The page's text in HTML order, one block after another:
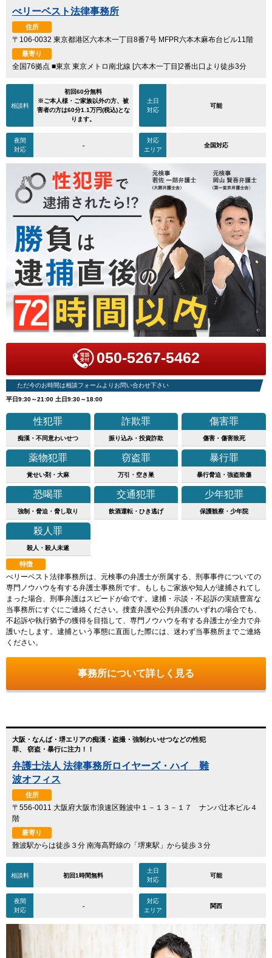
べリーベスト法律事務所
住所
〒106-0032 東京都港区六本木一丁目8番7号 MFPR六本木麻布台ビル11階
最寄り
全国76拠点 ■東京 東京メトロ南北線 [六本木一丁目]2番出口より徒歩3分
相談料
初回60分無料
※ご本人様・ご家族以外の方、被
害者の方は60分1.1万円(税込)とな
ります。
土日
対応
可能
夜間
対応
-
対応
エリア
全国対応
050-5267-5462
ただ今のお時間は相談フォームよりお問い合わせ下さい
平日9:30～21:00 土日9:30～18:00
性犯罪
痴漢・不同意わいせつ
詐欺罪
振り込み・投資詐欺
傷害罪
傷害・傷害致死
薬物犯罪
覚せい剤・大麻
窃盗罪
万引・空き巣
暴行罪
暴行脅迫・強盗致傷
恐喝罪
強制・脅迫・脅し取り
交通犯罪
飲酒運転・ひき逃げ
少年犯罪
保護観察・少年院
殺人罪
殺人・殺人未遂
特徴
べリーベスト法律事務所は、元検事の弁護士が所属する、刑事事件についての
専門ノウハウを有する弁護士事務所です。もしもご家族や知人が逮捕されてし
まった場合、刑事弁護はスピードが命です。逮捕・示談・不起訴の実績豊富な
当事務所にすぐにご連絡ください。捜査弁護や公判弁護のいずれの場合でも、
不起訴や執行猶予の獲得を目指して、専門ノウハウを有する弁護士が全力で弁
護いたします。逮捕という事態に直面した際には、迷わず当事務所までご連絡
ください。
事務所について詳しく見る
大阪・なんば・堺エリアの痴漢・盗撮・強制わいせつなどの性犯
罪、 窃盗・暴行に注力！！
弁護士法人 法律事務所ロイヤーズ・ハイ 難
波オフィス
住所
〒556-0011 大阪府大阪市浪速区難波中１－１３－１７ ナンバ辻本ビル４
階
最寄り
難波駅からは徒歩３分 南海高野線の「堺東駅」から徒歩３分
相談料 初回1時間無料
土日
対応
可能
夜間
対応
-
対応
エリア
関西